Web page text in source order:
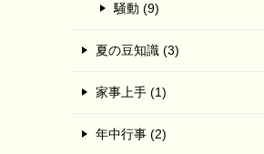
騒動 (9)
夏の豆知識 (3)
家事上手 (1)
年中行事 (2)